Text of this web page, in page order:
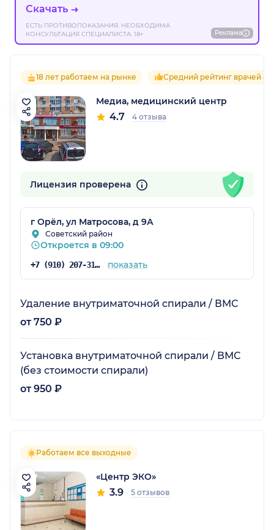
Скачать
ЕСТЬ ПРОТИВОПОКАЗАНИЯ. НЕОБХОДИМА
КОНСУЛЬТАЦИЯ СПЕЦИАЛИСТА. 18+
Реклама
18 лет работаем на рынке Средний рейтинг врачей 4.7
Медиа, медицинский центр
4.7 4 отзыва
Лицензия проверена
г Орёл, ул Матросова, д 9А
Советский район
Откроется в 09:00
+7 (910) 207-31-97 показать
Удаление внутриматочной спирали / ВМС
от 750 ₽
Установка внутриматочной спирали / ВМС
(без стоимости спирали)
от 950 ₽
Работаем все выходные
«Центр ЭКО»
3.9 5 отзывов